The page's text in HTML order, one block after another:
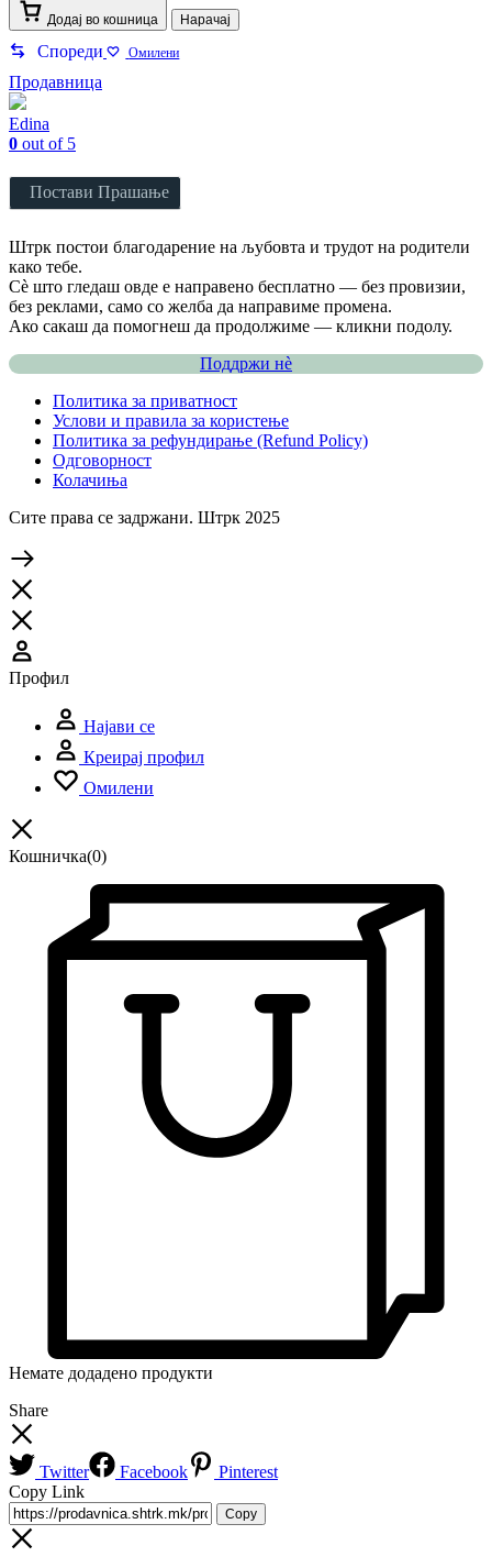
stroller.
количина
Додај во кошница Нарачај
Спореди Омилени
Продавница
Edina
0 out of 5
Постави Прашање
Штрк постои благодарение на љубовта и трудот на родители
како тебе.
Сè што гледаш овде е направено бесплатно — без провизии,
без реклами, само со желба да направиме промена.
Ако сакаш да помогнеш да продолжиме — кликни подолу.
Поддржи нѐ
Политика за приватност
Услови и правила за користење
Политика за рефундирање (Refund Policy)
Одговорност
Колачиња
Сите права се задржани. Штрк 2025
Профил
Најави се
Креирај профил
Омилени
Кошничка(0)
Немате додадено продукти
Share
Twitter Facebook
Pinterest
Copy Link
Copy